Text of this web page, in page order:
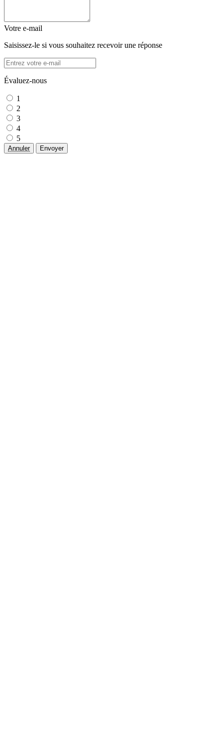
Votre e-mail
Saisissez-le si vous souhaitez recevoir une réponse
Évaluez-nous
1
2
3
4
5
Annuler Envoyer